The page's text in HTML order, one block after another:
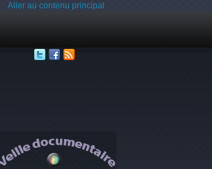
Aller au contenu principal